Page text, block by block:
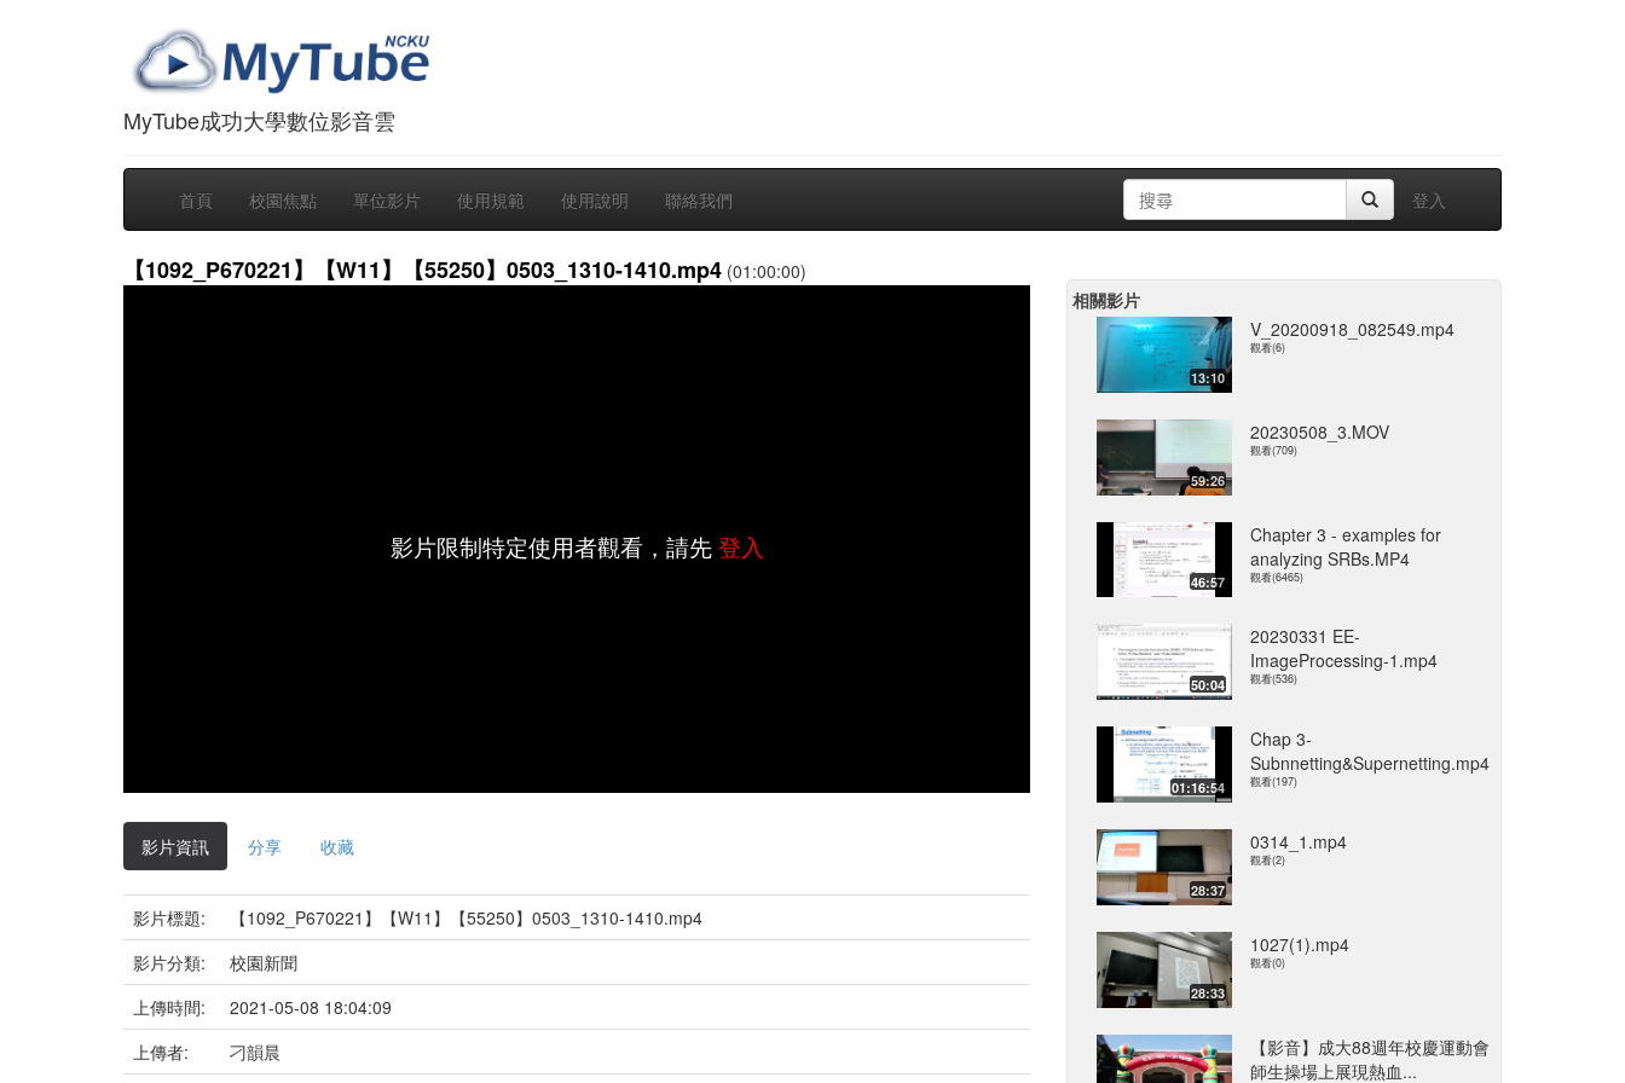
MyTube成功大學數位影音雲
首頁 校園焦點 單位影片 使用規範 使用說明 聯絡我們 登入
【1092_P670221】【W11】【55250】0503_1310-1410.mp4 (01:00:00)
影片限制特定使用者觀看，請先登入
影片資訊 分享 收藏
影片標題:
【1092_P670221】【W11】【55250】0503_1310-1410.mp4
影片分類:
校園新聞
上傳時間:
2021-05-08 18:04:09
上傳者:
刁韻晨
相關影片
13:10
V_20200918_082549.mp4
觀看(6)
59:26
20230508_3.MOV
觀看(709)
46:57
Chapter 3 - examples for
analyzing SRBs.MP4
觀看(6465)
50:04
20230331 EE-
ImageProcessing-1.mp4
觀看(536)
01:16:54
Chap 3-
Subnnetting&Supernetting.mp4
觀看(197)
28:37
0314_1.mp4
觀看(2)
28:33
1027(1).mp4
觀看(0)
【影音】成大88週年校慶運動會
師生操場上展現熱血...